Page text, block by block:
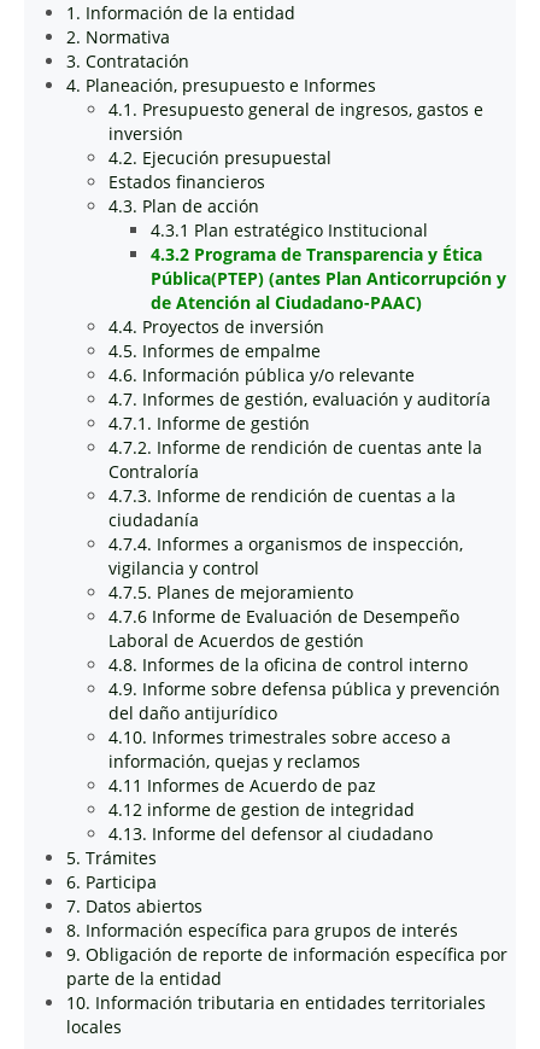
1. Información de la entidad
2. Normativa
3. Contratación
4. Planeación, presupuesto e Informes
4.1. Presupuesto general de ingresos, gastos e
inversión
4.2. Ejecución presupuestal
Estados financieros
4.3. Plan de acción
4.3.1 Plan estratégico Institucional
4.3.2 Programa de Transparencia y Ética
Pública(PTEP) (antes Plan Anticorrupción y
de Atención al Ciudadano-PAAC)
4.4. Proyectos de inversión
4.5. Informes de empalme
4.6. Información pública y/o relevante
4.7. Informes de gestión, evaluación y auditoría
4.7.1. Informe de gestión
4.7.2. Informe de rendición de cuentas ante la
Contraloría
4.7.3. Informe de rendición de cuentas a la
ciudadanía
4.7.4. Informes a organismos de inspección,
vigilancia y control
4.7.5. Planes de mejoramiento
4.7.6 Informe de Evaluación de Desempeño
Laboral de Acuerdos de gestión
4.8. Informes de la oficina de control interno
4.9. Informe sobre defensa pública y prevención
del daño antijurídico
4.10. Informes trimestrales sobre acceso a
información, quejas y reclamos
4.11 Informes de Acuerdo de paz
4.12 informe de gestion de integridad
4.13. Informe del defensor al ciudadano
5. Trámites
6. Participa
7. Datos abiertos
8. Información específica para grupos de interés
9. Obligación de reporte de información específica por
parte de la entidad
10. Información tributaria en entidades territoriales
locales